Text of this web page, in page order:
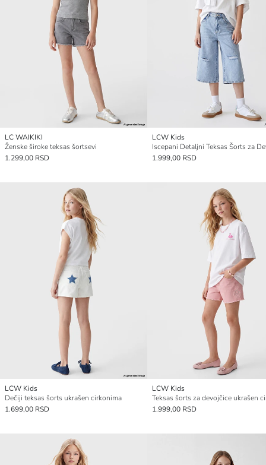
LC WAIKIKI
Ženske široke teksas šortsevi
1.299,00 RSD
LCW Kids
Iscepani Detaljni Teksas Šorts za
1.999,00 RSD
LCW Kids
Dečiji teksas šorts ukrašen cirkonima
1.699,00 RSD
LCW Kids
1.999,00 RSD